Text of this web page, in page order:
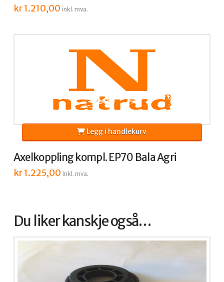
kr1.210,00 inkl. mva.
Axelkoppling kompl. EP70 Bala Agri
kr1.225,00 inkl. mva.
Legg i handlekurv
Du liker kanskje også…